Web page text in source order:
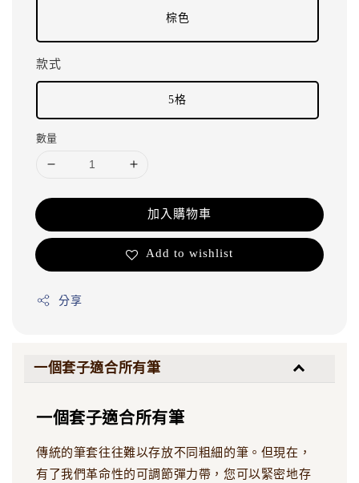
棕色
款式
5格
數量
加入購物車
Add to wishlist
分享
一個套子適合所有筆
一個套子適合所有筆
傳統的筆套往往難以存放不同粗細的筆。但現在，
有了我們革命性的可調節彈力帶，您可以緊密地存